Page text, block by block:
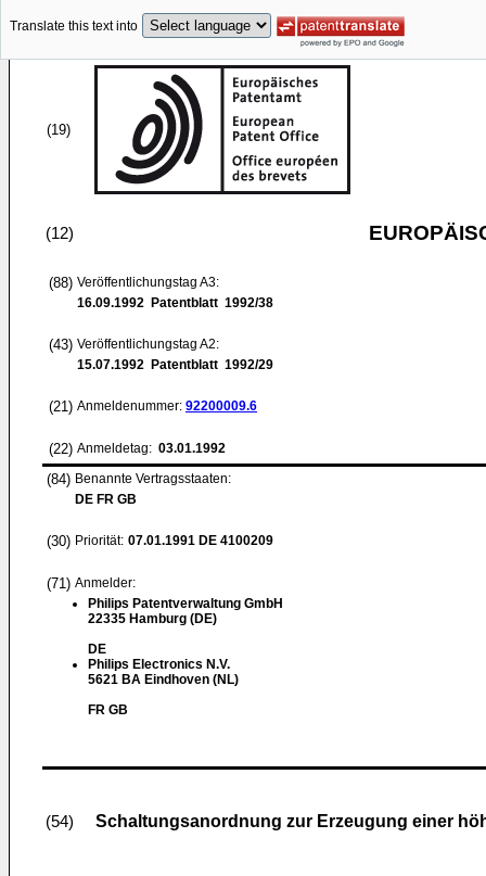
Translate this text into
(19)
(12)
(88) Veröffentlichungstag A3:
16.09.1992 Patentblatt 1992/38
(43) Veröffentlichungstag A2:
15.07.1992 Patentblatt 1992/29
(21) Anmeldenummer: 92200009.6
(22) Anmeldetag: 03.01.1992
(84) Benannte Vertragsstaaten:
DE FR GB
(30) Priorität: 07.01.1991 DE 4100209
(71) Anmelder:
Philips Patentverwaltung GmbH
22335 Hamburg (DE)
DE
Philips Electronics N.V.
5621 BA Eindhoven (NL)
FR GB
(54) Schaltungsanordnung zur Erzeugung einer